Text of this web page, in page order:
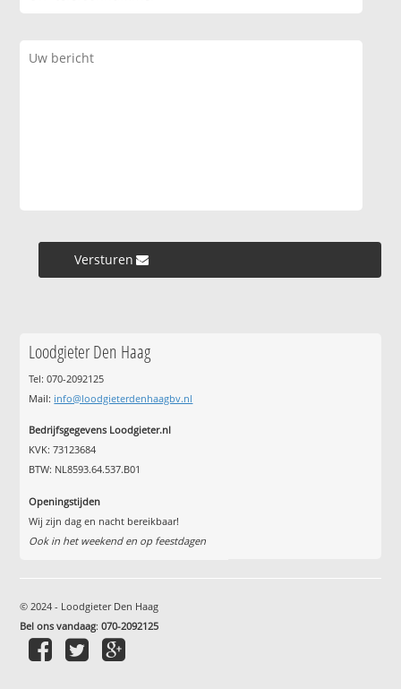
Versturen »
Loodgieter Den Haag
Tel: 070-2092125
Mail: info@loodgieterdenhaagbv.nl
Bedrijfsgegevens Loodgieter.nl
KVK: 73123684
BTW: NL8593.64.537.B01
Openingstijden
Wij zijn dag en nacht bereikbaar!
Ook in het weekend en op feestdagen
© 2024 - Loodgieter Den Haag
Bel ons vandaag:070-2092125